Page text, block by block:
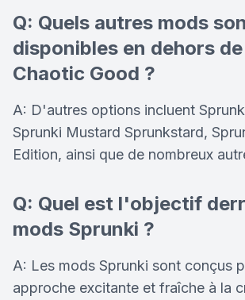
Q: Quels autres mods
disponibles en dehors
Chaotic Good ?
A: D'autres options incluent
Sprunki Mustard Sprunkstard,
Edition, ainsi que de nombreux
Q: Quel est l'objectif
mods Sprunki ?
A: Les mods Sprunki sont conçus
approche excitante et fraîche à la